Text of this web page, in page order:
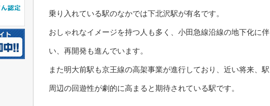
乗り入れている駅のなかでは下北沢駅が有名です。
おしゃれなイメージを持つ人も多く、小田急線沿線の地下化に伴
い、再開発も進んでいます。
また明大前駅も京王線の高架事業が進行しており、近い将来、駅
周辺の回遊性が劇的に高まると期待されている駅です。